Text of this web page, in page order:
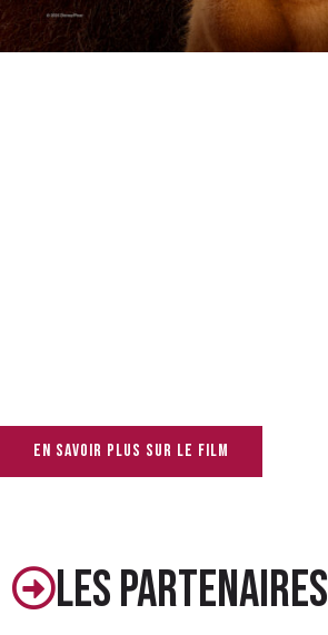
En savoir plus sur le film
Les partenaires